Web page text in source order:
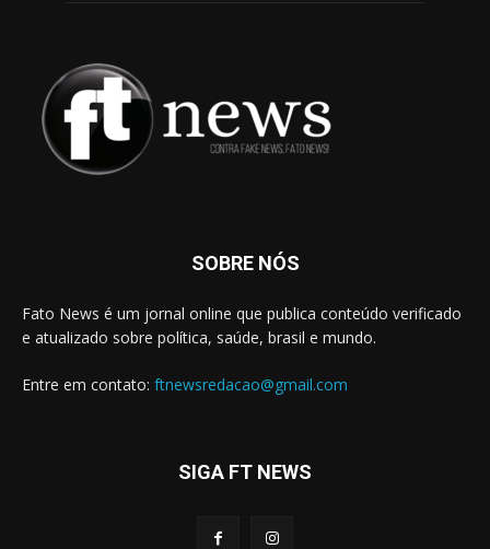
SOBRE NÓS
Fato News é um jornal online que publica conteúdo verificado
e atualizado sobre política, saúde, brasil e mundo.
Entre em contato: ftnewsredacao@gmail.com
SIGA FT NEWS